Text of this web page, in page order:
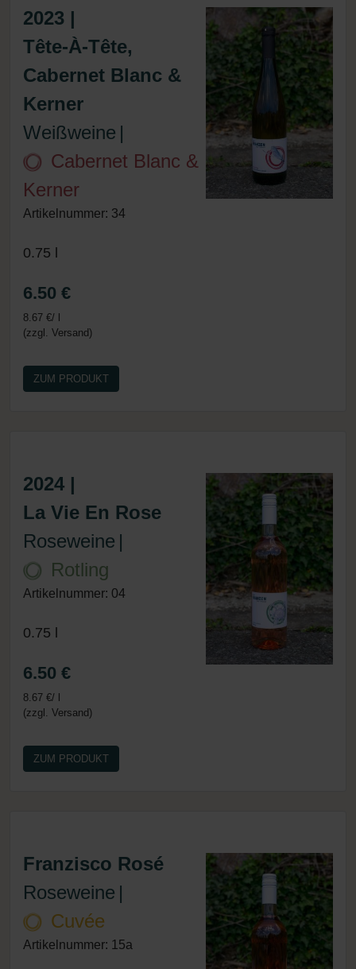
2023 |
Tête-À-Tête,
Cabernet Blanc &
Kerner
Weißweine |
Cabernet Blanc &
Kerner
Artikelnummer: 34
0.75 l
6.50 €
8.67 €/ l
(zzgl. Versand)
ZUM PRODUKT
2024 |
La Vie En Rose
Roseweine |
Rotling
Artikelnummer: 04
0.75 l
6.50 €
8.67 €/ l
(zzgl. Versand)
ZUM PRODUKT
Franzisco Rosé
Roseweine |
Cuvée
Artikelnummer: 15a